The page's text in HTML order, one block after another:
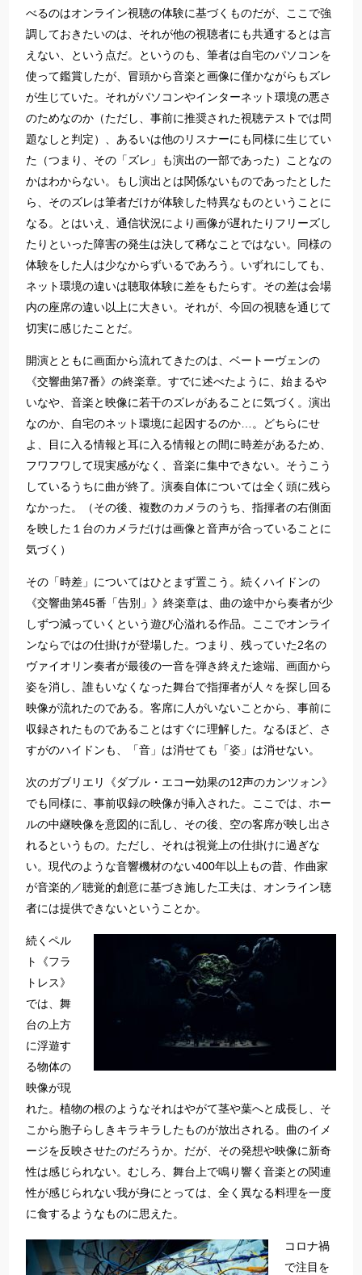
べるのはオンライン視聴の体験に基づくものだが、ここで強
調しておきたいのは、それが他の視聴者にも共通するとは言
えない、という点だ。というのも、筆者は自宅のパソコンを
使って鑑賞したが、冒頭から音楽と画像に僅かながらもズレ
が生じていた。それがパソコンやインターネット環境の悪さ
のためなのか（ただし、事前に推奨された視聴テストでは問
題なしと判定）、あるいは他のリスナーにも同様に生じてい
た（つまり、その「ズレ」も演出の一部であった）ことなの
かはわからない。もし演出とは関係ないものであったとした
ら、そのズレは筆者だけが体験した特異なものということに
なる。とはいえ、通信状況により画像が遅れたりフリーズし
たりといった障害の発生は決して稀なことではない。同様の
体験をした人は少なからずいるであろう。いずれにしても、
ネット環境の違いは聴取体験に差をもたらす。その差は会場
内の座席の違い以上に大きい。それが、今回の視聴を通じて
切実に感じたことだ。
開演とともに画面から流れてきたのは、ベートーヴェンの
《交響曲第7番》の終楽章。すでに述べたように、始まるや
いなや、音楽と映像に若干のズレがあることに気づく。演出
なのか、自宅のネット環境に起因するのか…。どちらにせ
よ、目に入る情報と耳に入る情報との間に時差があるため、
フワフワして現実感がなく、音楽に集中できない。そうこう
しているうちに曲が終了。演奏自体については全く頭に残ら
なかった。（その後、複数のカメラのうち、指揮者の右側面
を映した１台のカメラだけは画像と音声が合っていることに
気づく）
その「時差」についてはひとまず置こう。続くハイドンの
《交響曲第45番「告別」》終楽章は、曲の途中から奏者が少
しずつ減っていくという遊び心溢れる作品。ここでオンライ
ンならではの仕掛けが登場した。つまり、残っていた2名の
ヴァイオリン奏者が最後の一音を弾き終えた途端、画面から
姿を消し、誰もいなくなった舞台で指揮者が人々を探し回る
映像が流れたのである。客席に人がいないことから、事前に
収録されたものであることはすぐに理解した。なるほど、さ
すがのハイドンも、「音」は消せても「姿」は消せない。
次のガブリエリ《ダブル・エコー効果の12声のカンツォン》
でも同様に、事前収録の映像が挿入された。ここでは、ホー
ルの中継映像を意図的に乱し、その後、空の客席が映し出さ
れるというもの。ただし、それは視覚上の仕掛けに過ぎな
い。現代のような音響機材のない400年以上もの昔、作曲家
が音楽的／聴覚的創意に基づき施した工夫は、オンライン聴
者には提供できないということか。
続くペル
ト《フラ
トレス》
では、舞
台の上方
に浮遊す
る物体の
映像が現
れた。植物の根のようなそれはやがて茎や葉へと成長し、そ
こから胞子らしきキラキラしたものが放出される。曲のイメ
ージを反映させたのだろうか。だが、その発想や映像に新奇
性は感じられない。むしろ、舞台上で鳴り響く音楽との関連
性が感じられない我が身にとっては、全く異なる料理を一度
に食するようなものに思えた。
コロナ禍
で注目を